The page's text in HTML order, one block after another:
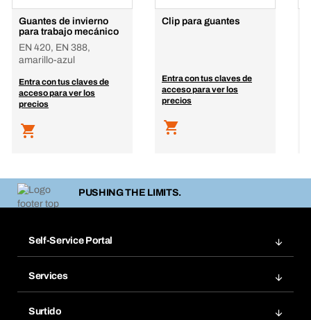
Guantes de invierno
para trabajo mecánico
EN 420, EN 388,
amarillo-azul
Entra con tus claves de
acceso para ver los
precios
Clip para guantes
Entra con tus claves de
acceso para ver los
precios
PUSHING THE LIMITS.
Self-Service Portal
Grupos Favoritos
Services
Surtido